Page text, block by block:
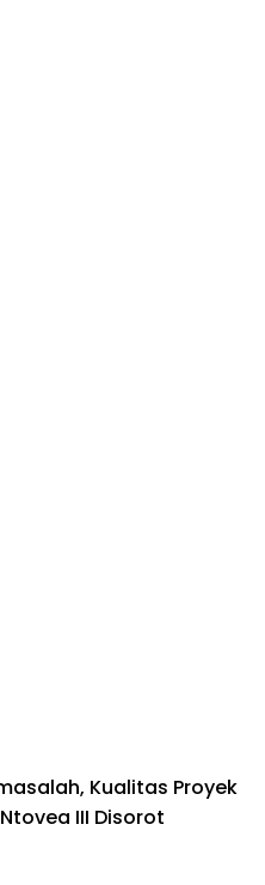
Kualitas Proyek
III Disorot